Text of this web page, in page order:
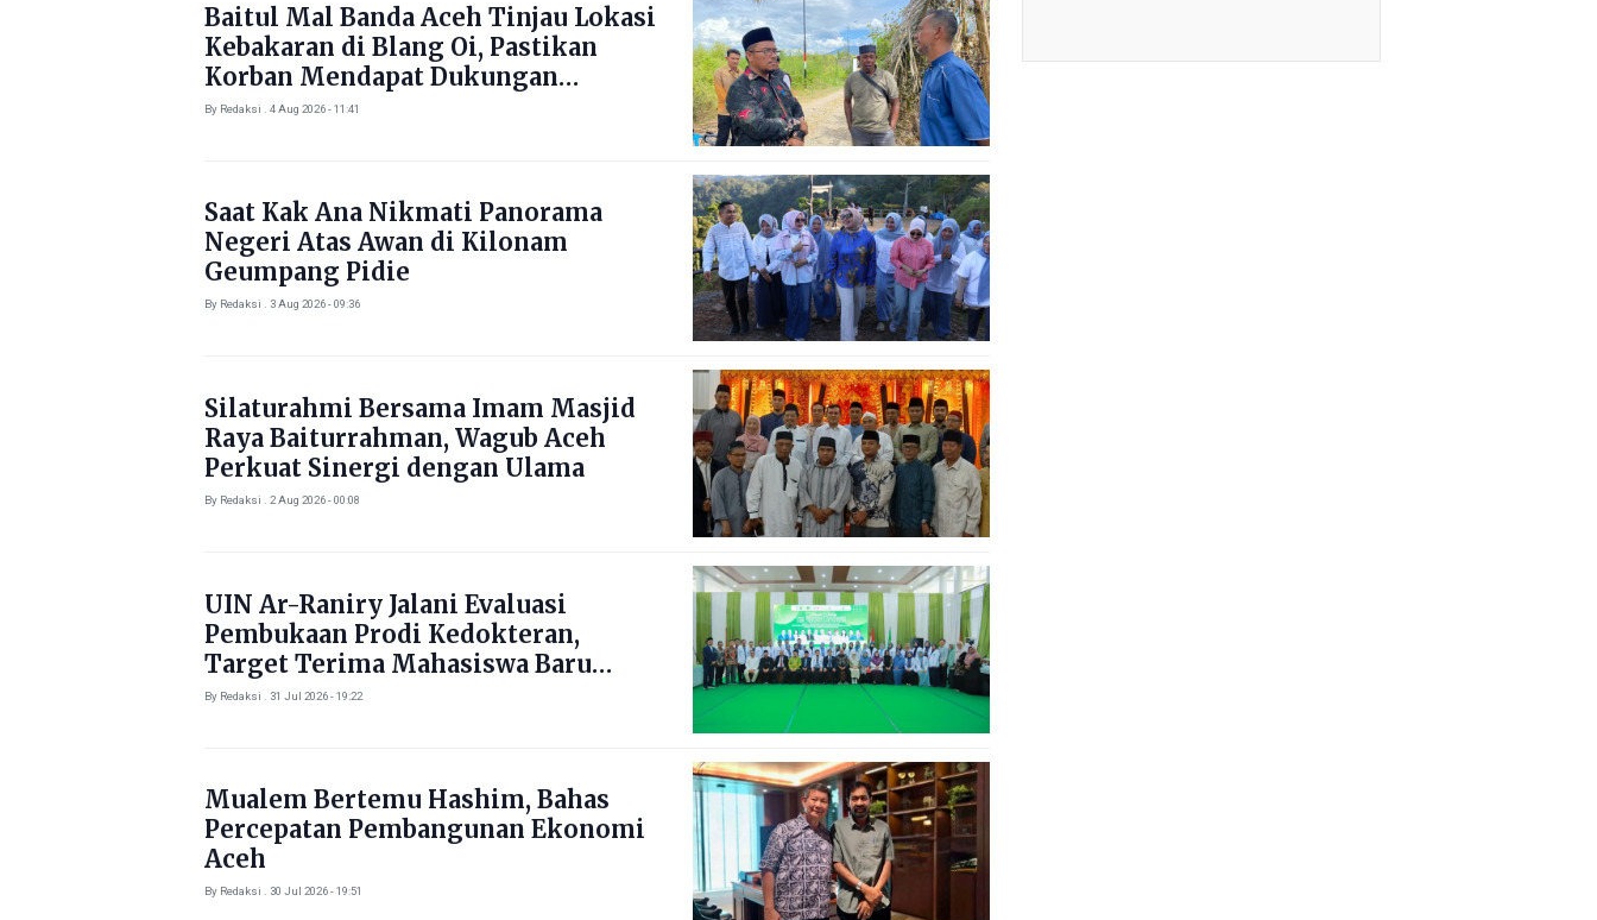
Baitul Mal Banda Aceh Tinjau Lokasi
Kebakaran di Blang Oi, Pastikan
Korban Mendapat Dukungan
Kebutuhan Pokok
By Redaksi . 4 Aug 2026 - 11:41
Saat Kak Ana Nikmati Panorama
Negeri Atas Awan di Kilonam
Geumpang Pidie
By Redaksi . 3 Aug 2026 - 09:36
Silaturahmi Bersama Imam Masjid
Raya Baiturrahman, Wagub Aceh
Perkuat Sinergi dengan Ulama
By Redaksi . 2 Aug 2026 - 00:08
UIN Ar-Raniry Jalani Evaluasi
Pembukaan Prodi Kedokteran,
Target Terima Mahasiswa Baru
Tahun Ini
By Redaksi . 31 Jul 2026 - 19:22
Mualem Bertemu Hashim, Bahas
Percepatan Pembangunan Ekonomi
Aceh
By Redaksi . 30 Jul 2026 - 19:51